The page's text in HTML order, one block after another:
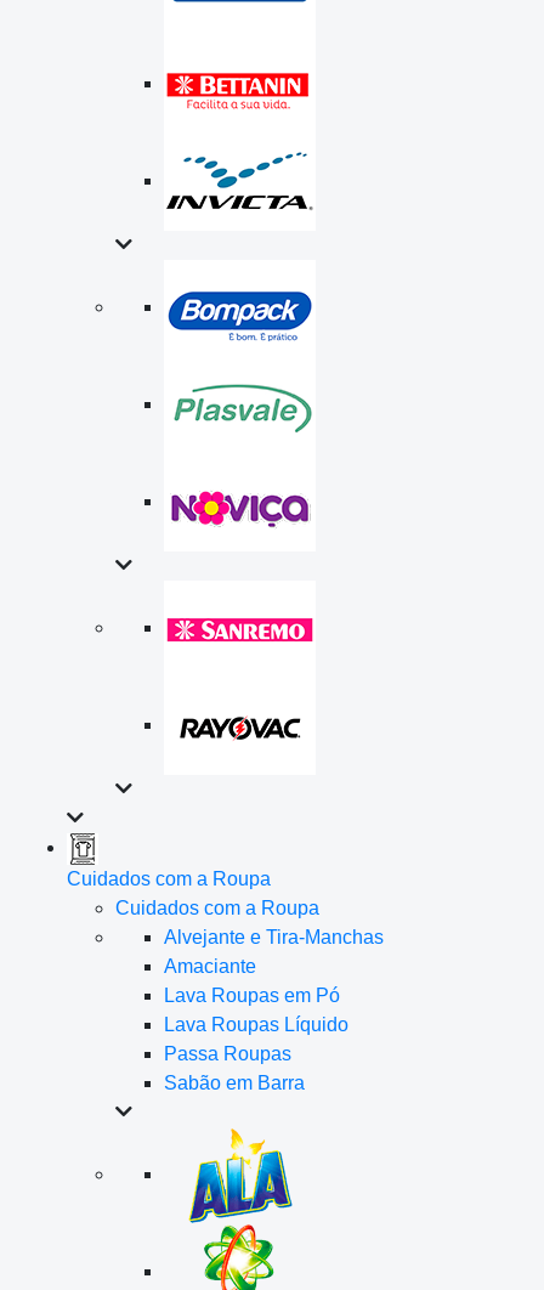
Cuidados com a Roupa
Cuidados com a Roupa
Alvejante e Tira-Manchas
Amaciante
Lava Roupas em Pó
Lava Roupas Líquido
Passa Roupas
Sabão em Barra